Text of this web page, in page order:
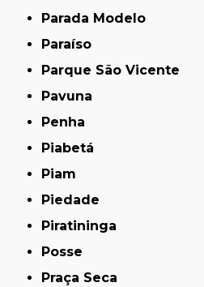
Parada Modelo
Paraíso
Parque São Vicente
Pavuna
Penha
Piabetá
Piam
Piedade
Piratininga
Posse
Praça Seca